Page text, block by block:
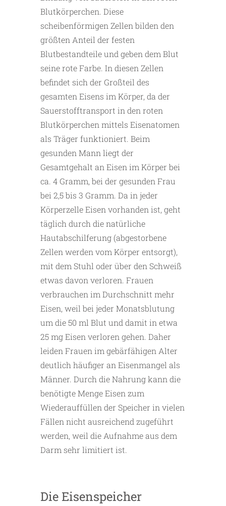
Blutkörperchen. Diese
scheibenförmigen Zellen bilden den
größten Anteil der festen
Blutbestandteile und geben dem Blut
seine rote Farbe. In diesen Zellen
befindet sich der Großteil des
gesamten Eisens im Körper, da der
Sauerstofftransport in den roten
Blutkörperchen mittels Eisenatomen
als Träger funktioniert. Beim
gesunden Mann liegt der
Gesamtgehalt an Eisen im Körper bei
ca. 4 Gramm, bei der gesunden Frau
bei 2,5 bis 3 Gramm. Da in jeder
Körperzelle Eisen vorhanden ist, geht
täglich durch die natürliche
Hautabschilferung (abgestorbene
Zellen werden vom Körper entsorgt),
mit dem Stuhl oder über den Schweiß
etwas davon verloren. Frauen
verbrauchen im Durchschnitt mehr
Eisen, weil bei jeder Monatsblutung
um die 50 ml Blut und damit in etwa
25 mg Eisen verloren gehen. Daher
leiden Frauen im gebärfähigen Alter
deutlich häufiger an Eisenmangel als
Männer. Durch die Nahrung kann die
benötigte Menge Eisen zum
Wiederauffüllen der Speicher in vielen
Fällen nicht ausreichend zugeführt
werden, weil die Aufnahme aus dem
Darm sehr limitiert ist.
Die Eisenspeicher